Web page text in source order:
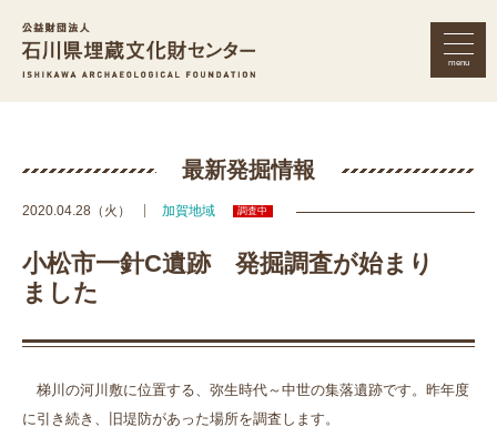
menu
最新発掘情報
2020.04.28（火） 加賀地域 調査中
小松市一針C遺跡 発掘調査が始まり
ました
梯川の河川敷に位置する、弥生時代～中世の集落遺跡です。昨年度
に引き続き、旧堤防があった場所を調査します。